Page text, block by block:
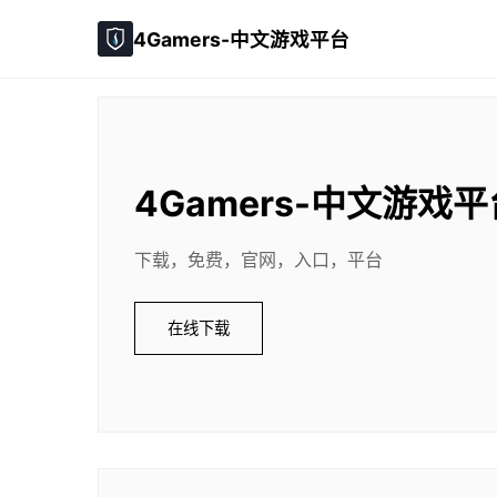
4Gamers-中文游戏平台
4Gamers-中文游戏平
下载，免费，官网，入口，平台
在线下载